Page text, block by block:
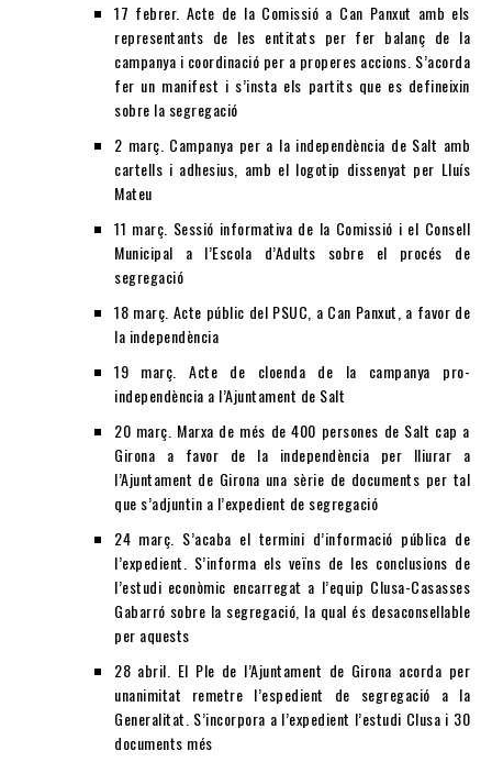
17 febrer. Acte de la Comissió a Can Panxut amb els
representants de les entitats per fer balanç de la
campanya i coordinació per a properes accions. S’acorda
fer un manifest i s’insta els partits que es defineixin
sobre la segregació
2 març. Campanya per a la independència de Salt amb
cartells i adhesius, amb el logotip dissenyat per Lluís
Mateu
11 març. Sessió informativa de la Comissió i el Consell
Municipal a l’Escola d’Adults sobre el procés de
segregació
18 març. Acte públic del PSUC, a Can Panxut, a favor de
la independència
19 març. Acte de cloenda de la campanya pro-
independència a l’Ajuntament de Salt
20 març. Marxa de més de 400 persones de Salt cap a
Girona a favor de la independència per lliurar a
l’Ajuntament de Girona una sèrie de documents per tal
que s’adjuntin a l’expedient de segregació
24 març. S’acaba el termini d’informació pública de
l’expedient. S’informa els veïns de les conclusions de
l’estudi econòmic encarregat a l’equip Clusa-Casasses
Gabarró sobre la segregació, la qual és desaconsellable
per aquests
28 abril. El Ple de l’Ajuntament de Girona acorda per
unanimitat remetre l’espedient de segregació a la
Generalitat. S’incorpora a l’expedient l’estudi Clusa i 30
documents més